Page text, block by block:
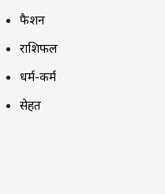
फैशन
राशिफल
धर्म-कर्म
सेहत